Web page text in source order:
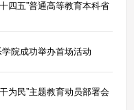
四五”普通高等教育本科省
院成功举办首场活动
为民”主题教育动员部署会